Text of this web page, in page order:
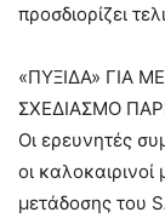
προσδιορίζει
«ΠΥΞΙΔΑ» ΓΙΑ
ΣΧΕΔΙΑΣΜΟ
Οι ερευνητές
οι
μετάδοσης τoυ